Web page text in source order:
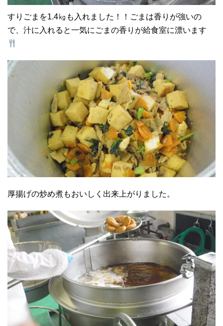
すりごまを1.4㎏も入れました！！ごまは香りが強いの
で、汁に入れると一気にごまの香りが給食室に漂います
厚揚げの炒め煮もおいしく出来上がりました。